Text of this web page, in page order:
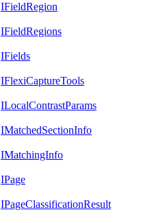
IFieldRegion
IFieldRegions
IFields
IFlexiCaptureTools
ILocalContrastParams
IMatchedSectionInfo
IMatchingInfo
IPage
IPageClassificationResult